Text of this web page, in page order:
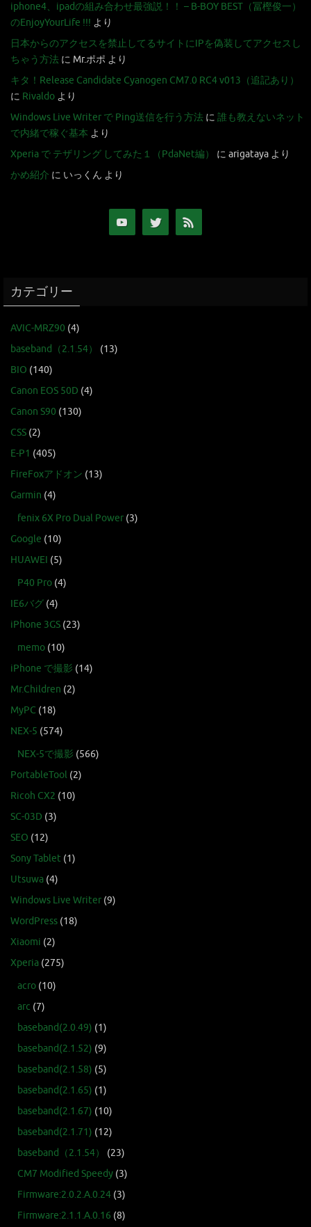
iphone4、ipadの組み合わせ最強説！！ – B-BOY BEST（冨樫俊一）
のEnjoyYourLife !!! より
日本からのアクセスを禁止してるサイトにIPを偽装してアクセスし
ちゃう方法 に Mr.ポポ より
キタ！Release Candidate Cyanogen CM7.0 RC4 v013（追記あり）
に Rivaldo より
Windows Live Writer で Ping送信を行う方法 に 誰も教えないネット
で内緒で稼ぐ基本 より
Xperia で テザリング してみた１（PdaNet編）
に arigataya より
かめ紹介 に いっくん より
カテゴリー
AVIC-MRZ90 (4)
baseband（2.1.54）
(13)
BIO (140)
Canon EOS 50D (4)
Canon S90 (130)
CSS (2)
E-P1 (405)
FireFoxアドオン (13)
Garmin (4)
fenix 6X Pro Dual Power (3)
Google (10)
HUAWEI (5)
P40 Pro (4)
IE6バグ (4)
iPhone 3GS (23)
memo (10)
iPhone で撮影 (14)
Mr.Children (2)
MyPC (18)
NEX-5 (574)
NEX-5で撮影 (566)
PortableTool (2)
Ricoh CX2 (10)
SC-03D (3)
SEO (12)
Sony Tablet (1)
Utsuwa (4)
Windows Live Writer (9)
WordPress (18)
Xiaomi (2)
Xperia (275)
acro (10)
arc (7)
baseband(2.0.49) (1)
baseband(2.1.52) (9)
baseband(2.1.58) (5)
baseband(2.1.65) (1)
baseband(2.1.67) (10)
baseband(2.1.71) (12)
baseband（2.1.54）
(23)
CM7 Modified Speedy (3)
Firmware:2.0.2.A.0.24 (3)
Firmware:2.1.1.A.0.16 (8)